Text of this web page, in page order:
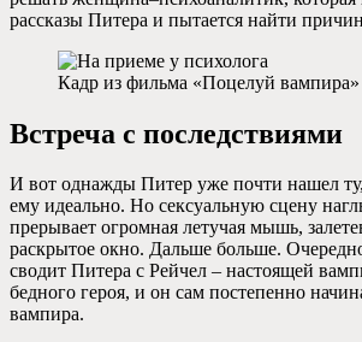
рассказы Питера и пытается найти
Кадр из фильма «Поцелуй вампира»
Встреча с последствиями
И вот однажды Питер уже почти нашел
ему идеально. Но сексуальную сцену
прерывает огромная летучая мышь,
раскрытое окно. Дальше больше.
сводит Питера с Рейчел – настоящей
бедного героя, и он сам постепенно
вампира.